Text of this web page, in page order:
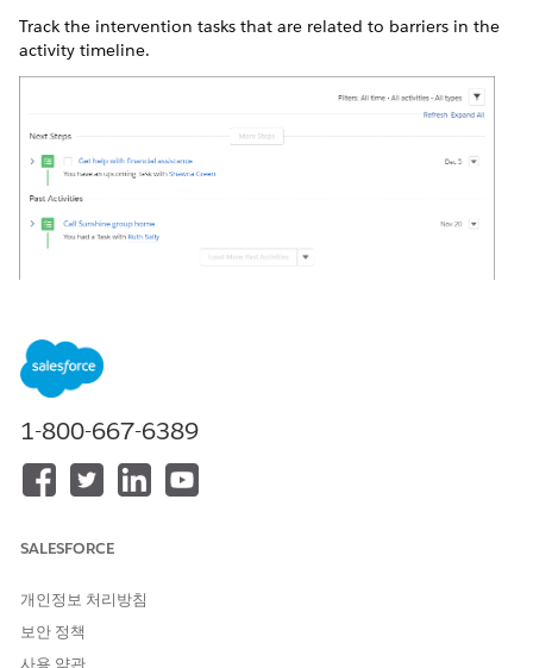
Track the intervention tasks that are related to barriers in the
activity timeline.
due date, future tasks in chronological order to today, and
overdue tasks. Clicking
eight more items at a time.
Close a task by selecting its checkbox. There’s no need to
Click the subject or use the action menu within an activity to
open the details for viewing or editing.
이 기사를 통해 문제를 해결했습니까?
1-800-667-6389
SALESFORCE
개인정보 처리방침
보안 정책
사용 약관